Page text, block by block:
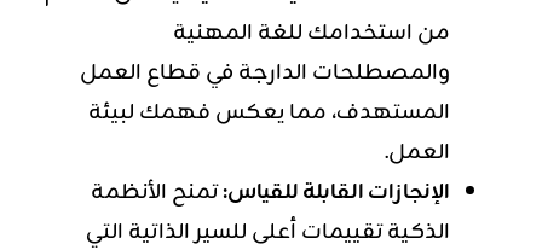
من استخدامك للغة المهنية
والمصطلحات الدارجة في قطاع العمل
المستهدف، مما يعكس فهمك لبيئة
العمل.
الإنجازات القابلة للقياس:تمنح الأنظمة
الذكية تقييمات أعلى للسير الذاتية التي